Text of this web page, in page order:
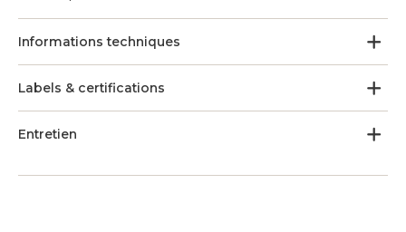
Informations techniques
Labels & certifications
Entretien